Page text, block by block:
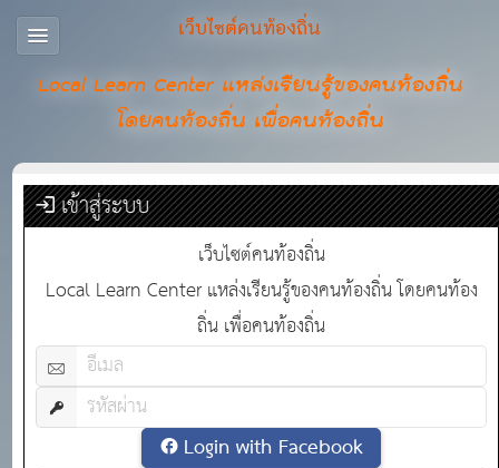
เว็บไซต์คนท้องถิ่น
Local Learn Center แหล่งเรียนรู้ของคนท้องถิ่น
โดยคนท้องถิ่น เพื่อคนท้องถิ่น
เข้าสู่ระบบ
เว็บไซต์คนท้องถิ่น
Local Learn Center แหล่งเรียนรู้ของคนท้องถิ่น โดยคนท้อง
ถิ่น เพื่อคนท้องถิ่น
Login with Facebook